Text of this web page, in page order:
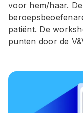
voor hem/haar.
patiënt. De
punten door de